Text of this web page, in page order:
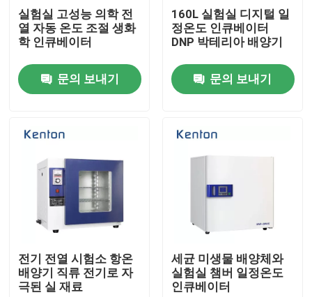
제품 소개
시험소 드라이어 오븐
항온 배양기
냉각 인큐베이터
내후성 챔버
실험실 고성능 의학 전
열 자동 온도 조절 생화
학 인큐베이터
문의 보내기
160L 실험실 디지털 일
정온도 인큐베이터
DNP 박테리아 배양기
문의 보내기
전기 전열 시험소 항온
배양기 직류 전기로 자
극된 실 재료
세균 미생물 배양체와
실험실 챔버 일정온도
인큐베이터